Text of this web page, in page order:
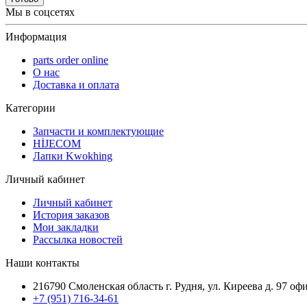
Мы в соцсетях
Информация
parts order onlinе
О нас
Доставка и оплата
Категории
Запчасти и комплектующие
HİJECOM
Лапки Kwokhing
Личный кабинет
Личный кабинет
История заказов
Мои закладки
Рассылка новостей
Наши контакты
216790 Смоленская область г. Рудня, ул. Киреева д. 97
+7 (951) 716-34-61